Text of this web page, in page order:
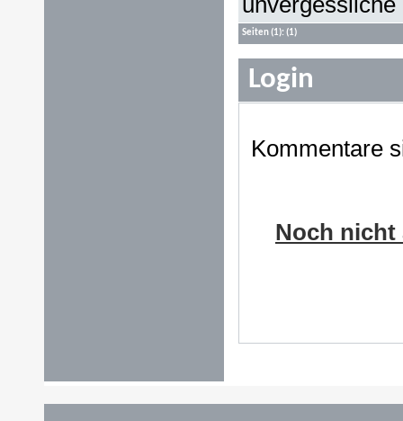
Seiten(1): (1)
Login
Kommentare
Noch nicht